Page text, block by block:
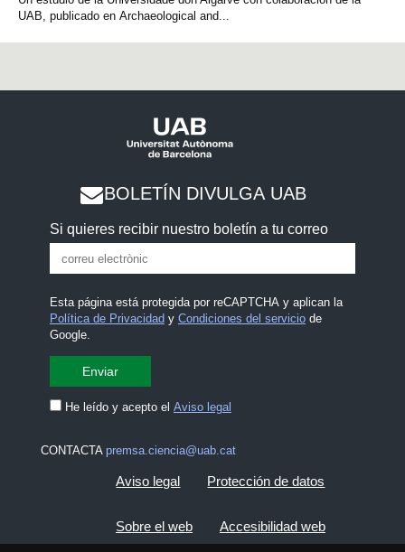
UAB, publicado en Archaeological and...
BOLETÍN DIVULGA UAB
Si quieres recibir nuestro boletín a tu correo
Esta página está protegida por reCAPTCHA y aplican la
Política de Privacidad y Condiciones del serviciode
Google.
He leído y acepto el Aviso legal
CONTACTA premsa.ciencia@uab.cat
Aviso legal Protección de datos
Sobre el web Accesibilidad web